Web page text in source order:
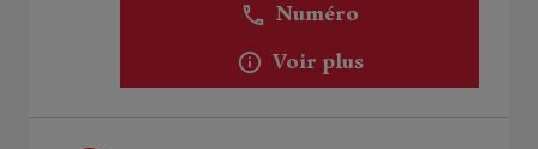
Numéro
Voir plus